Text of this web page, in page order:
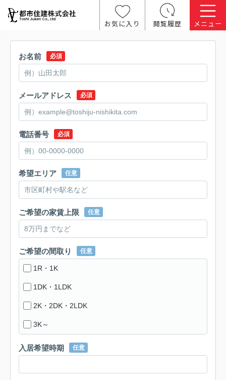
お気に入り 閲覧履歴 メニュー
お名前 必須
メールアドレス 必須
電話番号 必須
希望エリア 任意
ご希望の家賃上限 任意
ご希望の間取り 任意
1R・1K
1DK・1LDK
2K・2DK・2LDK
3K～
入居希望時期 任意